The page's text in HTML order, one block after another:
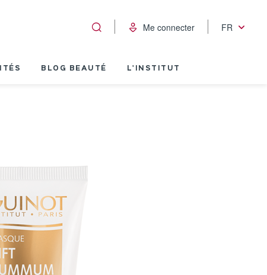
Me connecter FR
BLOG BEAUTÉ L'INSTITUT